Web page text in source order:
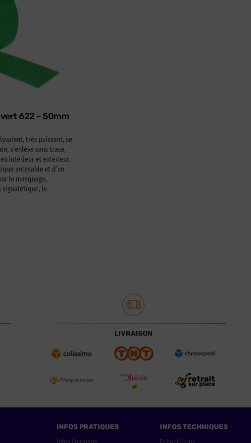
622 – 50mm
très puissant, se
s’enlève sans trace,
intérieur et extérieur.
enlevable et d’un
le masquage,
signalétique, le
LIVRAISON
INFOS PRATIQUES
INFOS TECHNIQUES